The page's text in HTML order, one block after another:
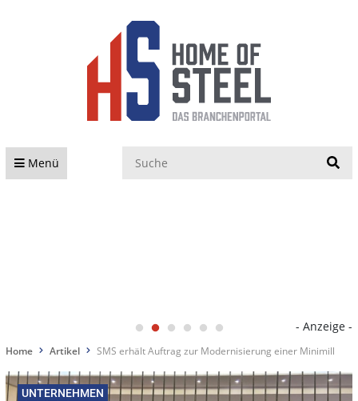
Menü
- Anzeige -
Home Artikel SMS erhält Auftrag zur Modernisierung einer Minimill
UNTERNEHMEN